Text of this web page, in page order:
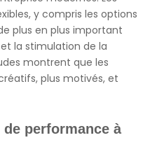
y compris les options
plus en plus important
la stimulation de la
montrent que les
plus motivés, et
performance à